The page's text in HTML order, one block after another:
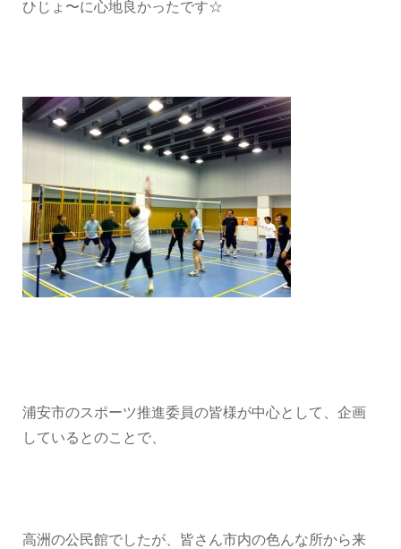
ひじょ〜に心地良かったです☆
浦安市のスポーツ推進委員の皆様が中心として、企画
しているとのことで、
高洲の公民館でしたが、皆さん市内の色んな所から来